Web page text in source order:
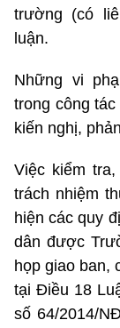
trường (có
luận.
Những vi
trong công
kiến nghị,
Việc kiểm
trách nhiệm
hiện các quy
dân được
họp giao ban,
tại Điều 18
số 64/2014/